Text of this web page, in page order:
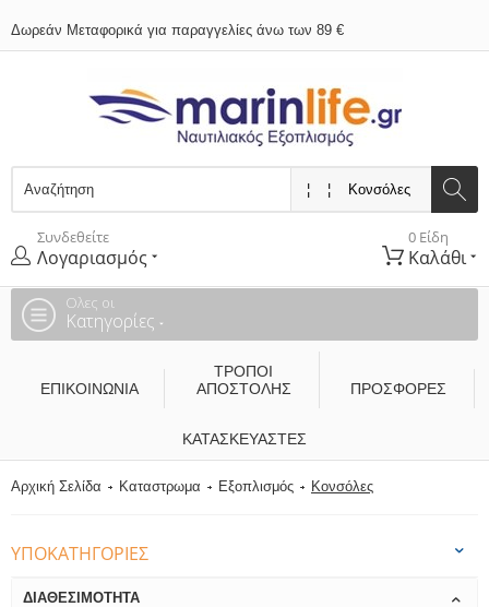
Δωρεάν Μεταφορικά για παραγγελίες άνω των 89 €
Συνδεθείτε
Λογαριασμός
0 Είδη
Καλάθι
Ολες οι
Κατηγορίες
ΕΠΙΚΟΙΝΩΝΊΑ
ΤΡΌΠΟΙ
ΑΠΟΣΤΟΛΉΣ
ΠΡΟΣΦΟΡΕΣ
ΚΑΤΑΣΚΕΥΑΣΤΈΣ
Αρχική Σελίδα Καταστρωμα Εξοπλισμός Κονσόλες
ΥΠΟΚΑΤΗΓΟΡΊΕΣ
ΔΙΑΘΕΣΙΜΌΤΗΤΑ